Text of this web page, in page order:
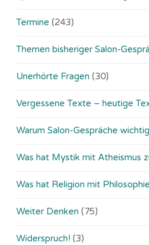
Termine (243)
Themen bisheriger Salon-
Unerhörte Fragen (30)
Vergessene Texte – heutige
Warum Salon-Gespräche
Was hat Mystik mit Atheismus
Was hat Religion mit
Weiter Denken (75)
Widerspruch! (3)